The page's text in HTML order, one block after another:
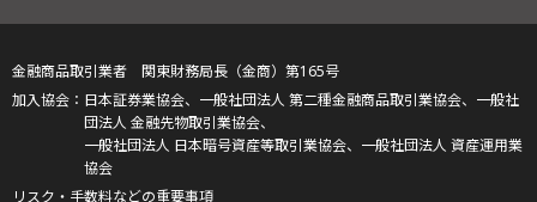
金融商品取引業者 関東財務局長（金商）第165号
日本証券業協会、一般社団法人 第二種金融商品取引業協会、一般社
団法人 金融先物取引業協会、
一般社団法人 日本暗号資産等取引業協会、一般社団法人 資産運用業
協会
リスク・手数料などの重要事項